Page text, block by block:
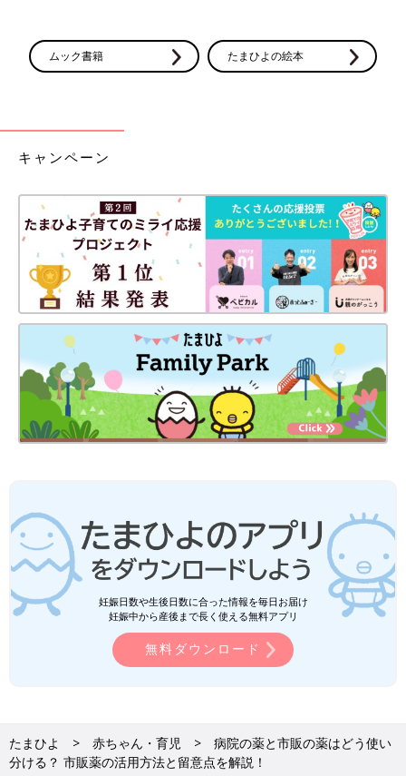
ムック書籍 たまひよの絵本
キャンペーン
妊娠日数や生後日数に合った情報を毎日お届け
妊娠中から産後まで長く使える無料アプリ
無料ダウンロード
たまひよ 赤ちゃん・育児
病院の薬と市販の薬はどう使い
分ける？ 市販薬の活用方法と留意点を解説！